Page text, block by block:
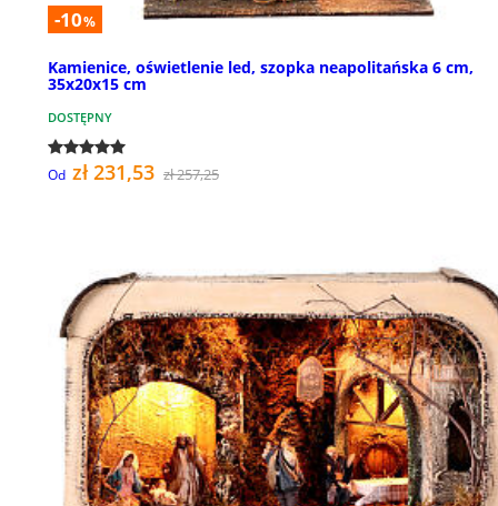
-10%
Kamienice, oświetlenie led, szopka neapolitańska 6 cm,
35x20x15 cm
DOSTĘPNY
Od zł 231,53 zł 257,25